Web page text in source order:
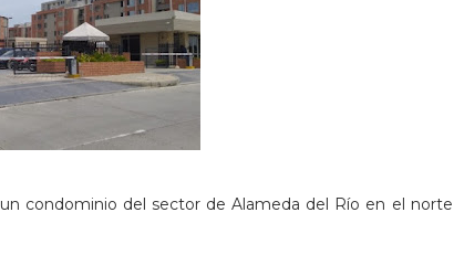
condominio del sector de Alameda del Río en el norte